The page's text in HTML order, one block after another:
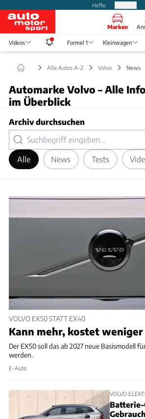
Hefte
Marken
Videos Formel 1 Kleinwagen
Alle Autos A-Z Volvo News
Automarke Volvo – Alle
im Überblick
Archiv durchsuchen
Alle News Tests
VOLVO EX50 STATT EX40
Kann mehr, kostet weniger
Der EX50 soll das ab 2027 neue Basismodell
werden.
E-Auto
VOLVO